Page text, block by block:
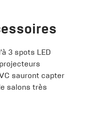
3 spots LED
sauront capter
salons très